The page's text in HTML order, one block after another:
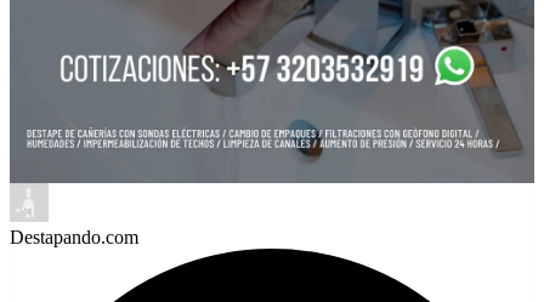
Destapando.com